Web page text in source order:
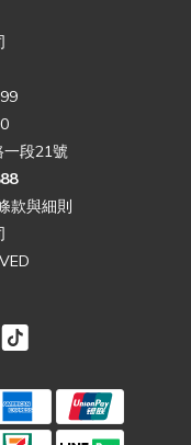
一段21號
款與細則